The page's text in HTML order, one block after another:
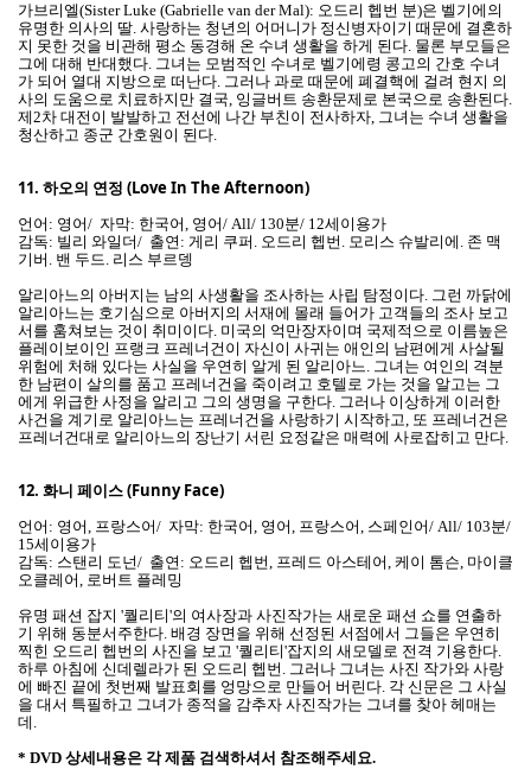
가브리엘(Sister Luke (Gabrielle van der Mal): 오드리 헵번 분)은 벨기에의
유명한 의사의 딸. 사랑하는 청년의 어머니가 정신병자이기 때문에 결혼하
지 못한 것을 비관해 평소 동경해 온 수녀 생활을 하게 된다. 물론 부모들은
그에 대해 반대했다. 그녀는 모범적인 수녀로 벨기에령 콩고의 간호 수녀
가 되어 열대 지방으로 떠난다. 그러나 과로 때문에 폐결핵에 걸려 현지 의
사의 도움으로 치료하지만 결국, 잉글버트 송환문제로 본국으로 송환된다.
제2차 대전이 발발하고 전선에 나간 부친이 전사하자, 그녀는 수녀 생활을
청산하고 종군 간호원이 된다.
11. 하오의 연정 (Love In The Afternoon)
언어: 영어/ 자막: 한국어, 영어/ All/ 130분/ 12세이용가
감독: 빌리 와일더/ 출연: 게리 쿠퍼. 오드리 헵번. 모리스 슈발리에. 존 맥
기버. 밴 두드. 리스 부르뎅
알리아느의 아버지는 남의 사생활을 조사하는 사립 탐정이다. 그런 까닭에
알리아느는 호기심으로 아버지의 서재에 몰래 들어가 고객들의 조사 보고
서를 훔쳐보는 것이 취미이다. 미국의 억만장자이며 국제적으로 이름높은
플레이보이인 프랭크 프레너건이 자신이 사귀는 애인의 남편에게 사살될
위험에 처해 있다는 사실을 우연히 알게 된 알리아느. 그녀는 여인의 격분
한 남편이 살의를 품고 프레너건을 죽이려고 호텔로 가는 것을 알고는 그
에게 위급한 사정을 알리고 그의 생명을 구한다. 그러나 이상하게 이러한
사건을 계기로 알리아느는 프레너건을 사랑하기 시작하고, 또 프레너건은
프레너건대로 알리아느의 장난기 서린 요정같은 매력에 사로잡히고 만다.
12. 화니 페이스 (Funny Face)
언어: 영어, 프랑스어/ 자막: 한국어, 영어, 프랑스어, 스페인어/ All/ 103분/
15세이용가
감독: 스탠리 도넌/ 출연: 오드리 헵번, 프레드 아스테어, 케이 톰슨, 마이클
오클레어, 로버트 플레밍
유명 패션 잡지 '퀄리티'의 여사장과 사진작가는 새로운 패션 쇼를 연출하
기 위해 동분서주한다. 배경 장면을 위해 선정된 서점에서 그들은 우연히
찍힌 오드리 헵번의 사진을 보고 '퀄리티'잡지의 새모델로 전격 기용한다.
하루 아침에 신데렐라가 된 오드리 헵번. 그러나 그녀는 사진 작가와 사랑
에 빠진 끝에 첫번째 발표회를 엉망으로 만들어 버린다. 각 신문은 그 사실
을 대서 특필하고 그녀가 종적을 감추자 사진작가는 그녀를 찾아 헤매는
데.
* DVD 상세내용은 각 제품 검색하셔서 참조해주세요.